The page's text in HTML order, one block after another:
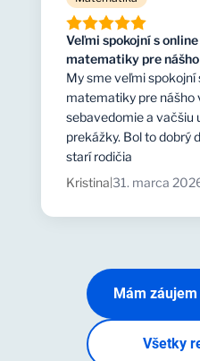
Veľmi spokojní s
matematiky pre
My sme veľmi spokojní
matematiky pre nášho
sebavedomie a vačšiu
prekážky. Bol to dobrý
starí rodičia
Kristina 31. marca
Mám
Všetky